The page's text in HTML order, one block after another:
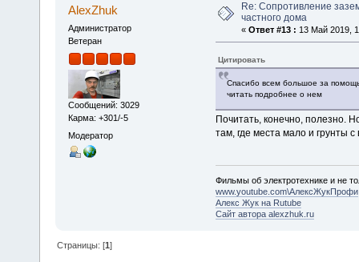
AlexZhuk
Администратор
Ветеран
Сообщений: 3029
Карма: +301/-5
Модератор
Re: Сопротивление
частного дома
« Ответ #13 : 13 Май 2019,
Цитировать
Спасибо всем большое за
читать подробнее о нем
Почитать, конечно, полезно.
там, где места мало и грунты
Фильмы об электротехнике и не
www.youtube.com\АлексЖукПрофи
Алекс Жук на Rutube
Сайт автора alexzhuk.ru
Страницы: [1]